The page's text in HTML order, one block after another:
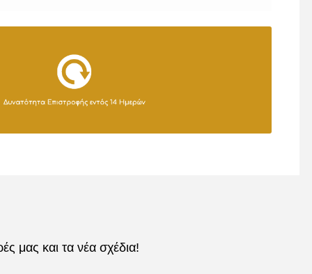
μας και τα νέα σχέδια!